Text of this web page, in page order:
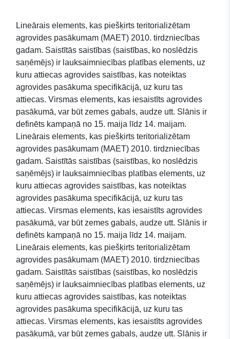
CAB, I teritorializēts) 2010.
gada kampaņai Sardē
Lineārais elements, kas piešķirts teritorializētam
agrovides pasākumam (MAET) 2010. tirdzniecības
gadam. Saistītās saistības (saistības, ko noslēdzis
saņēmējs) ir lauksaimniecības platības elements, uz
kuru attiecas agrovides saistības, kas noteiktas
agrovides pasākuma specifikācijā, uz kuru tas
attiecas. Virsmas elements, kas iesaistīts agrovides
pasākumā, var būt zemes gabals, audze utt. Slānis ir
definēts kampaņā no 15. maija līdz 14. maijam.
Lineārais elements, kas piešķirts teritorializētam
agrovides pasākumam (MAET) 2010. tirdzniecības
gadam. Saistītās saistības (saistības, ko noslēdzis
saņēmējs) ir lauksaimniecības platības elements, uz
kuru attiecas agrovides saistības, kas noteiktas
agrovides pasākuma specifikācijā, uz kuru tas
attiecas. Virsmas elements, kas iesaistīts agrovides
pasākumā, var būt zemes gabals, audze utt. Slānis ir
definēts kampaņā no 15. maija līdz 14. maijam.
Lineārais elements, kas piešķirts teritorializētam
agrovides pasākumam (MAET) 2010. tirdzniecības
gadam. Saistītās saistības (saistības, ko noslēdzis
saņēmējs) ir lauksaimniecības platības elements, uz
kuru attiecas agrovides saistības, kas noteiktas
agrovides pasākuma specifikācijā, uz kuru tas
attiecas. Virsmas elements, kas iesaistīts agrovides
pasākumā, var būt zemes gabals, audze utt. Slānis ir